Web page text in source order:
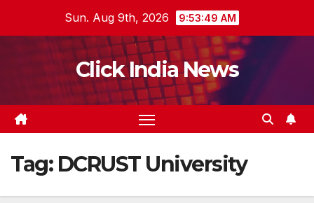
Sun. Aug 9th, 2026 9:53:50 AM
Click India News
Tag: DCRUST University